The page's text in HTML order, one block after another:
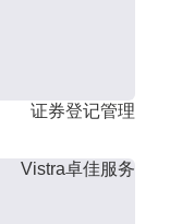
证券登记管理
Vistra卓佳服务